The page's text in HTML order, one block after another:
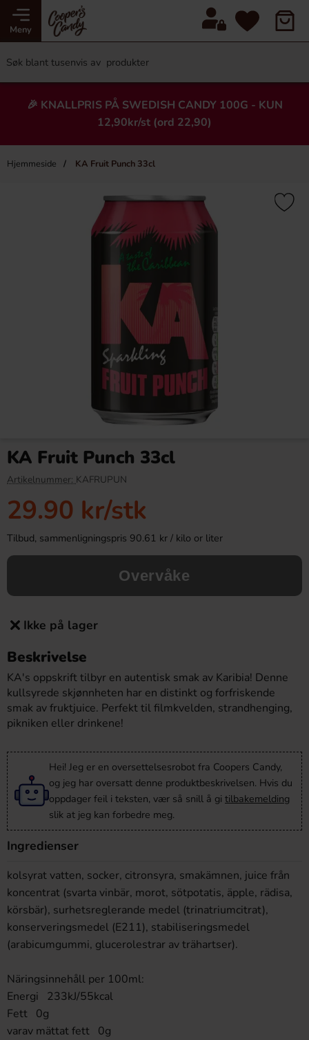
Meny
🎉 KNALLPRIS PÅ SWEDISH CANDY 100G - KUN
12,90kr/st (ord 22,90)
Hjemmeside KA Fruit Punch 33cl
×
Köp
KA Fruit Punch 33cl
Artikelnummer: KAFRUPUN
29.90 kr/stk
Tilbud, sammenligningspris 90.61 kr / kilo or liter
Overvåke
Ikke på lager
Beskrivelse
KA's oppskrift tilbyr en autentisk smak av Karibia! Denne
kullsyrede skjønnheten har en distinkt og forfriskende
smak av fruktjuice. Perfekt til filmkvelden, strandhenging,
pikniken eller drinkene!
Hei! Jeg er en oversettelsesrobot fra Coopers Candy,
og jeg har oversatt denne produktbeskrivelsen. Hvis du
oppdager feil i teksten, vær så snill å gi tilbakemelding
slik at jeg kan forbedre meg.
Ingredienser
kolsyrat vatten, socker, citronsyra, smakämnen, juice från
koncentrat (svarta vinbär, morot, sötpotatis, äpple, rädisa,
körsbär), surhetsreglerande medel (trinatriumcitrat),
konserveringsmedel (E211), stabiliseringsmedel
(arabicumgummi, glucerolestrar av trähartser).
Näringsinnehåll per 100ml:
Energi 233kJ/55kcal
Fett 0g
varav mättat fett 0g